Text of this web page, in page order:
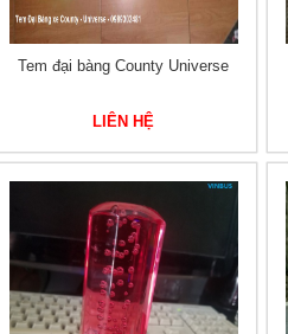
Tem đại bàng County Universe
LIÊN HỆ